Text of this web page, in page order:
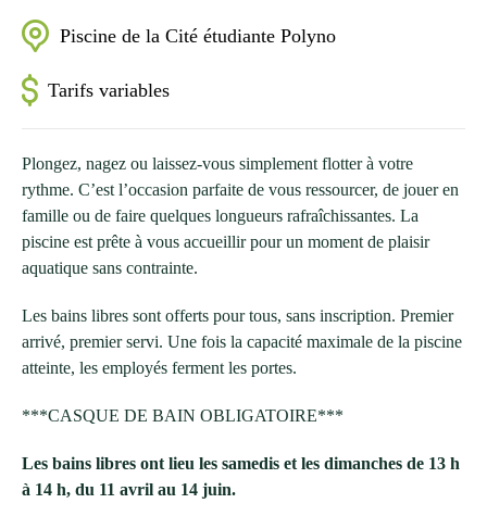
Piscine de la Cité étudiante Polyno
Tarifs variables
Plongez, nagez ou laissez-vous simplement flotter à votre
rythme. C’est l’occasion parfaite de vous ressourcer, de jouer en
famille ou de faire quelques longueurs rafraîchissantes. La
piscine est prête à vous accueillir pour un moment de plaisir
aquatique sans contrainte.
Les bains libres sont offerts pour tous, sans inscription. Premier
arrivé, premier servi. Une fois la capacité maximale de la piscine
atteinte, les employés ferment les portes.
***CASQUE DE BAIN OBLIGATOIRE***
Les bains libres ont lieu les samedis et les dimanches de 13 h
à 14 h, du 11 avril au 14 juin.